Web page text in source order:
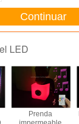
Continuar
LED
Prenda